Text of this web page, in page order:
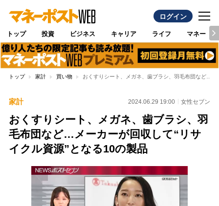
ログイン
トップ 投資 ビジネス キャリア ライフ マネー
トップ 家計 買い物 おくすりシート、メガネ、歯ブラシ、羽毛布団など…メ
家計 2024.06.29 19:00 女性セブン
おくすりシート、メガネ、歯ブラシ、羽
毛布団など…メーカーが回収して“リサ
イクル資源”となる10の製品